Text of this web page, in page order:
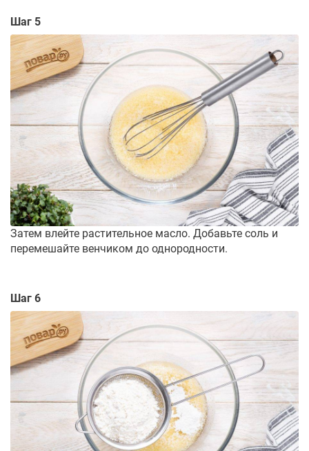
Шаг 5
Затем влейте растительное масло. Добавьте соль и
перемешайте венчиком до однородности.
Шаг 6